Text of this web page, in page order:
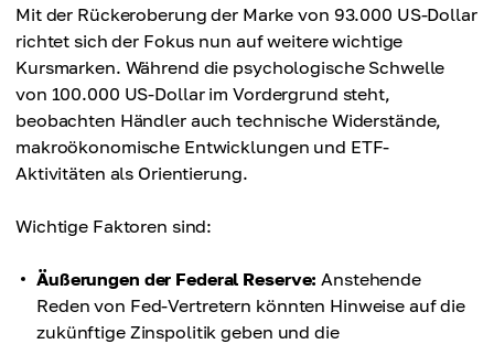
Mit der Rückeroberung der Marke von 93.000 US-Dollar
richtet sich der Fokus nun auf weitere wichtige
Kursmarken. Während die psychologische Schwelle
von 100.000 US-Dollar im Vordergrund steht,
beobachten Händler auch technische Widerstände,
makroökonomische Entwicklungen und ETF-
Aktivitäten als Orientierung.
Wichtige Faktoren sind:
Äußerungen der Federal Reserve: Anstehende
Reden von Fed-Vertretern könnten Hinweise auf die
zukünftige Zinspolitik geben und die